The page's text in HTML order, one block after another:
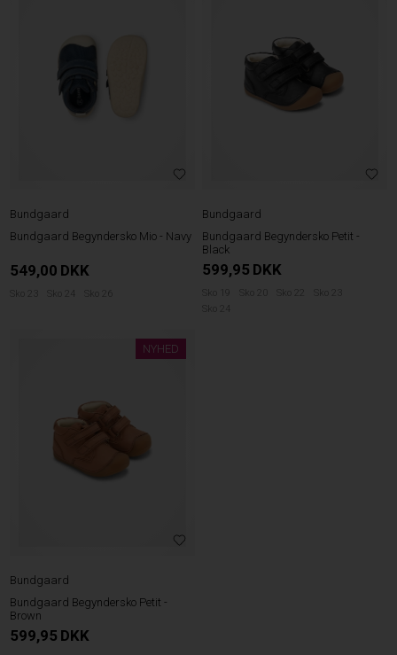
Bundgaard
Bundgaard Begyndersko Mio - Navy
549,00 DKK
Sko 23 Sko 26
Bundgaard
Bundgaard Begyndersko Petit -
Black
599,95 DKK
Sko 19 Sko 20 Sko 22
Sko 23
Sko 24
NYHED
Bundgaard
Bundgaard Begyndersko Petit -
Brown
599,95 DKK